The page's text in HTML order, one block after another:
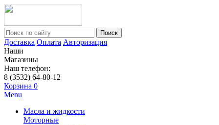
Поиск
Доставка Оплата Авторизация
Наши
Магазины
Наш телефон:
8 (3532) 64-80-12
Корзина 0
Menu
Масла и жидкости
Моторные